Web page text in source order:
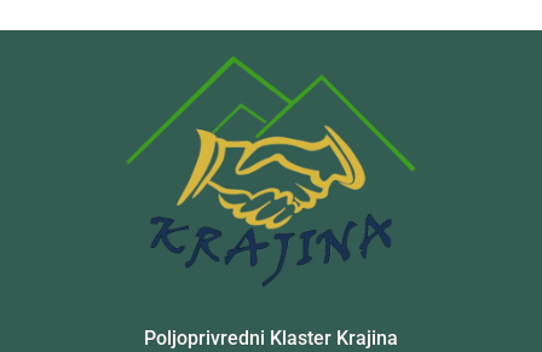
Poljoprivredni Klaster Krajina